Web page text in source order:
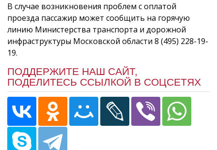
В случае возникновения проблем с оплатой
проезда пассажир может сообщить на горячую
линию Министерства транспорта и дорожной
инфраструктуры Московской области 8 (495) 228-19-
19.
ПОДДЕРЖИТЕ НАШ САЙТ,
ПОДЕЛИТЕСЬ ССЫЛКОЙ В СОЦСЕТЯХ